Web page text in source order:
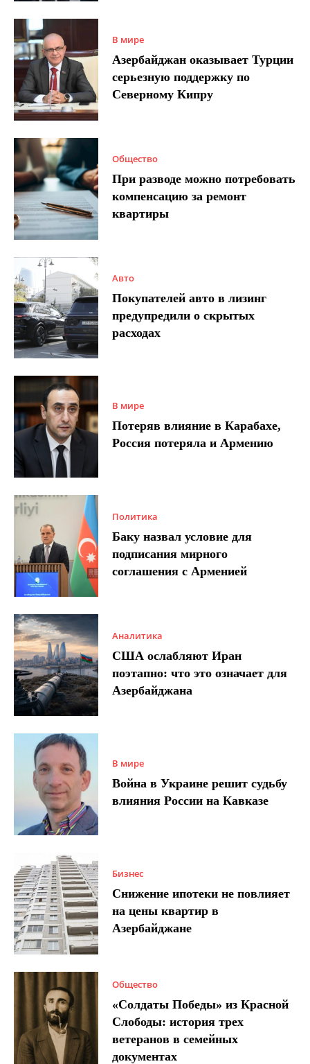
В мире
Азербайджан оказывает Турции
серьезную поддержку по
Северному Кипру
Общество
При разводе можно потребовать
компенсацию за ремонт
квартиры
Авто
Покупателей авто в лизинг
предупредили о скрытых
расходах
В мире
Потеряв влияние в Карабахе,
Россия потеряла и Армению
Политика
Баку назвал условие для
подписания мирного
соглашения с Арменией
Аналитика
США ослабляют Иран
поэтапно: что это означает для
Азербайджана
В мире
Война в Украине решит судьбу
влияния России на Кавказе
Бизнес
Снижение ипотеки не повлияет
на цены квартир в
Азербайджане
Общество
«Солдаты Победы» из Красной
Слободы: история трех
ветеранов в семейных
документах